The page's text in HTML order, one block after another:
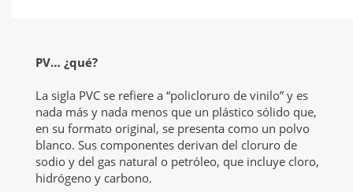
PV… ¿qué?
La sigla PVC se refiere a “policloruro de vinilo” y es
nada más y nada menos que un plástico sólido que,
en su formato original, se presenta como un polvo
blanco. Sus componentes derivan del cloruro de
sodio y del gas natural o petróleo, que incluye cloro,
hidrógeno y carbono.